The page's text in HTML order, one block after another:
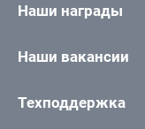
Наши награды
Наши вакансии
Техподдержка